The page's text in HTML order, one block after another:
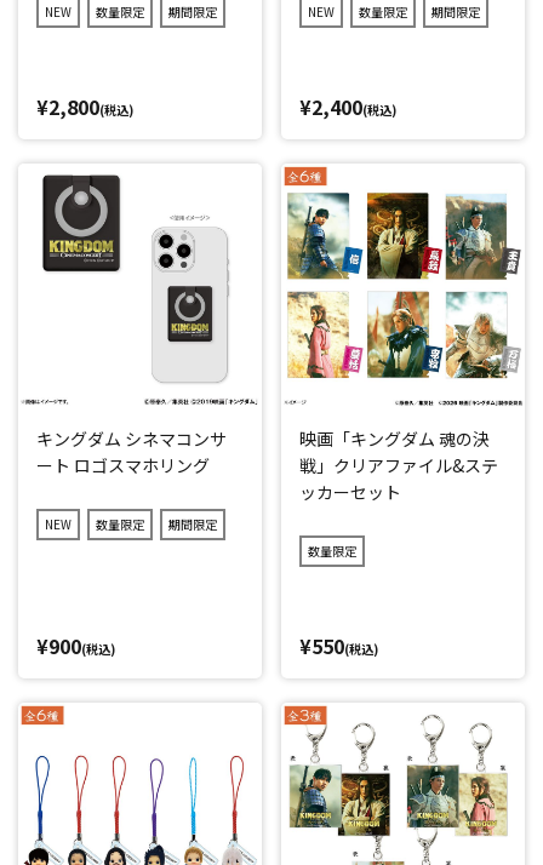
NEW 数量限定 期間限定
¥2,800(税込)
NEW 数量限定 期間限定
¥2,400(税込)
キングダム シネマコンサ
ート ロゴスマホリング
NEW 数量限定 期間限定
¥900(税込)
映画「キングダム 魂の決
戦」クリアファイル&ステ
ッカーセット
数量限定
¥550(税込)